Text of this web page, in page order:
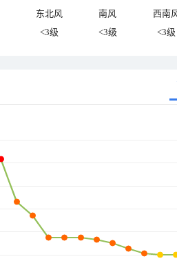
东北风 南风
西南
<3级 <3级 <3级